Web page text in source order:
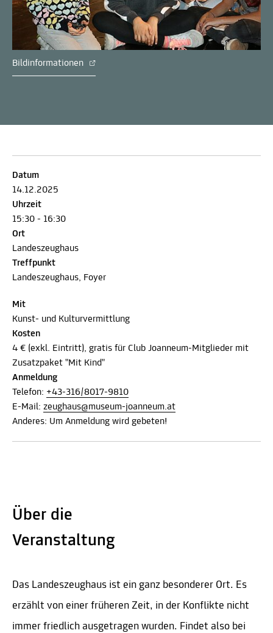
Bildinformationen
Datum
14.12.2025
Uhrzeit
15:30 - 16:30
Ort
Landeszeughaus
Treffpunkt
Landeszeughaus, Foyer
Mit
Kunst- und Kulturvermittlung
Kosten
4 € (exkl. Eintritt), gratis für Club Joanneum-Mitglieder mit
Zusatzpaket "Mit Kind"
Anmeldung
Telefon: +43-316/8017-9810
E-Mail: zeughaus@museum-joanneum.at
Anderes: Um Anmeldung wird gebeten!
Über die
Veranstaltung
Das Landeszeughaus ist ein ganz besonderer Ort. Es
erzählt von einer früheren Zeit, in der Konflikte nicht
immer friedlich ausgetragen wurden. Findet also bei